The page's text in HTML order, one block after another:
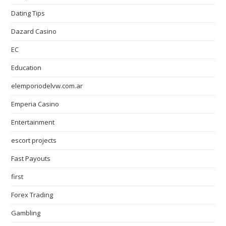
Dating Tips
Dazard Casino
EC
Education
elemporiodelvw.com.ar
Emperia Casino
Entertainment
escort projects
Fast Payouts
first
Forex Trading
Gambling